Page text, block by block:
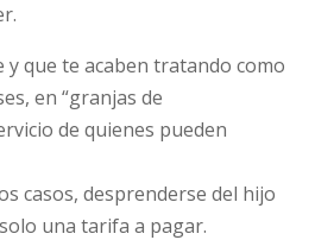
y que te acaben tratando como
en “granjas de
de quienes pueden
casos, desprenderse del hijo
una tarifa a pagar.